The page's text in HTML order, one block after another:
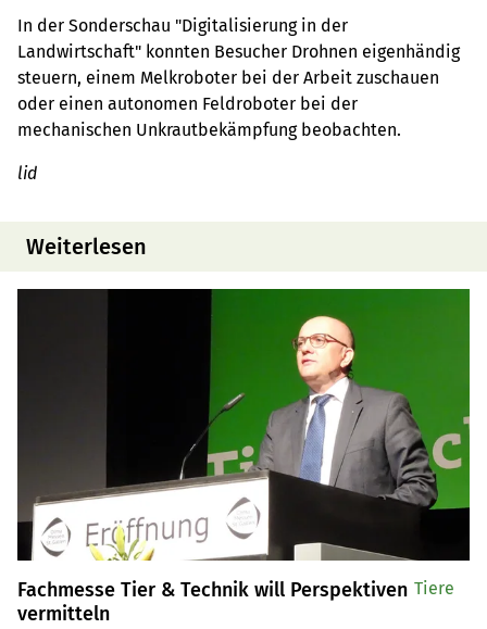
In der Sonderschau "Digitalisierung in der
Landwirtschaft" konnten Besucher Drohnen eigenhändig
steuern, einem Melkroboter bei der Arbeit zuschauen
oder einen autonomen Feldroboter bei der
mechanischen Unkrautbekämpfung beobachten.
lid
Weiterlesen
Fachmesse Tier & Technik will Perspektiven
vermitteln
Tiere